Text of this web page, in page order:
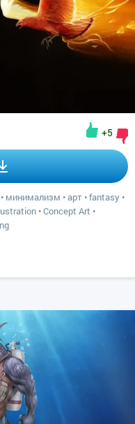
+5
• минимализм •арт •fantasy •
•Concept Art •